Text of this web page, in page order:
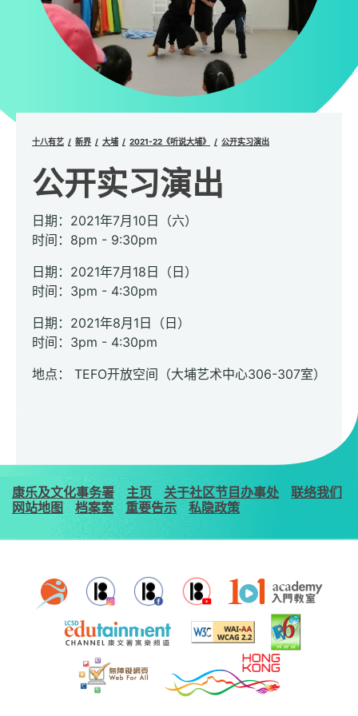
十八有艺 新界 大埔 2021-22《听说大埔》 公开实习演出
公开实习演出
日期：2021年7月10日（六）
时间：8pm - 9:30pm
日期：2021年7月18日（日）
时间：3pm - 4:30pm
日期：2021年8月1日（日）
时间：3pm - 4:30pm
地点： TEFO开放空间（大埔艺术中心306-307室）
康乐及文化事务署 主页 关于社区节目办事处
联络我们
网站地图
档案室 重要告示 私隐政策